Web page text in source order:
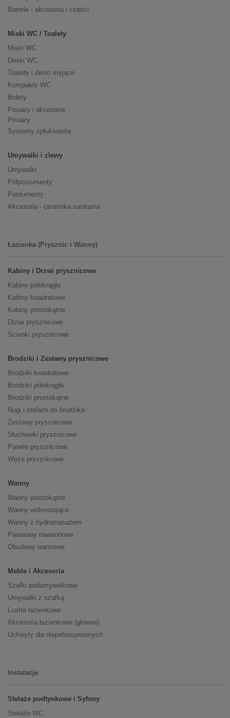
Baterie - akcesoria i części
Miski WC / Toalety
Miski WC
Deski WC
Toalety i deski myjące
Kompakty WC
Bidety
Pisuary i akcesoria
Pisuary
Systemy spłukiwania
Umywalki i zlewy
Umywalki
Półpostumenty
Postumenty
Akcesoria - ceramika sanitarna
Łazienka (Prysznic i Wanny)
Kabiny i Drzwi prysznicowe
Kabiny półokrągłe
Kabiny kwadratowe
Kabiny prostokątne
Drzwi prysznicowe
Ścianki prysznicowe
Brodziki i Zestawy prysznicowe
Brodziki kwadratowe
Brodziki półokrągłe
Brodziki prostokątne
Nogi i stelaże do brodzika
Zestawy prysznicowe
Słuchawki prysznicowe
Panele prysznicowe
Węże prysznicowe
Wanny
Wanny prostokątne
Wanny wolnostojące
Wanny z hydromasażem
Parawany nawannowe
Obudowy wannowe
Meble i Akcesoria
Szafki podumywalkowe
Umywalki z szafką
Lustra łazienkowe
Akcesoria łazienkowe (główne)
Uchwyty dla niepełnosprawnych
Instalacje
Stelaże podtynkowe i Syfony
Stelaże WC